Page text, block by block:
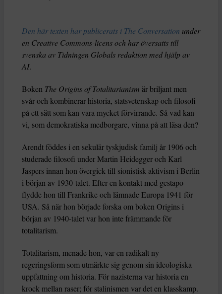
Den här texten har publicerats i The Conversation under
en Creative Commons-licens och har översatts till
svenska av Tidningen Globals redaktion med hjälp av
AI.
Boken The Origins of Totalitarianism är briljant men
svår och kombinerar historia, statsvetenskap och filosofi
på ett sätt som kan vara mycket förvirrande. Så vad kan
vi, som demokratiska medborgare, vinna på att läsa den?
Arendt föddes i en sekulär tyskjudisk familj år 1906 och
studerade filosofi under Martin Heidegger och Karl
Jaspers innan hon övergick till sionistisk aktivism i Berlin
i början av 1930-talet. Efter en kontakt med gestapo
flydde hon till Frankrike och lämnade Europa 1941 för
USA. Så när hon började forska om boken Origins i
början av 1940-talet var hon inte främmande för
totalitarism.
Totalitarism, menade hon, var en radikalt ny
regeringsform som utmärkte sig genom sin ideologiska
uppfattning om historia. För nazisterna var historia en
krock mellan raser; för stalinismen var det en klasskamp.